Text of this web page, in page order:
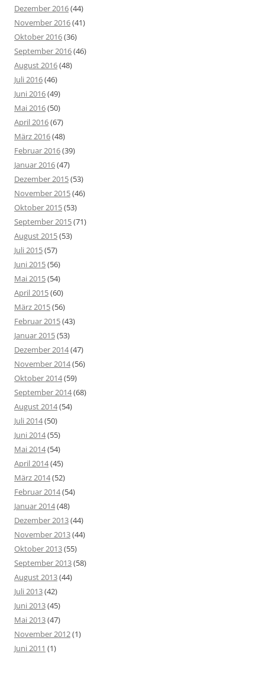
Dezember 2016(44)
November 2016(41)
Oktober 2016(36)
September 2016(46)
August 2016(48)
Juli 2016(46)
Juni 2016(49)
Mai 2016(50)
April 2016(67)
März 2016(48)
Februar 2016(39)
Januar 2016(47)
Dezember 2015(53)
November 2015(46)
Oktober 2015(53)
September 2015(71)
August 2015(53)
Juli 2015(57)
Juni 2015(56)
Mai 2015(54)
April 2015(60)
März 2015(56)
Februar 2015(43)
Januar 2015(53)
Dezember 2014(47)
November 2014(56)
Oktober 2014(59)
September 2014(68)
August 2014(54)
Juli 2014(50)
Juni 2014(55)
Mai 2014(54)
April 2014(45)
März 2014(52)
Februar 2014(54)
Januar 2014(48)
Dezember 2013(44)
November 2013(44)
Oktober 2013(55)
September 2013(58)
August 2013(44)
Juli 2013(42)
Juni 2013(45)
Mai 2013(47)
November 2012(1)
Juni 2011 (1)